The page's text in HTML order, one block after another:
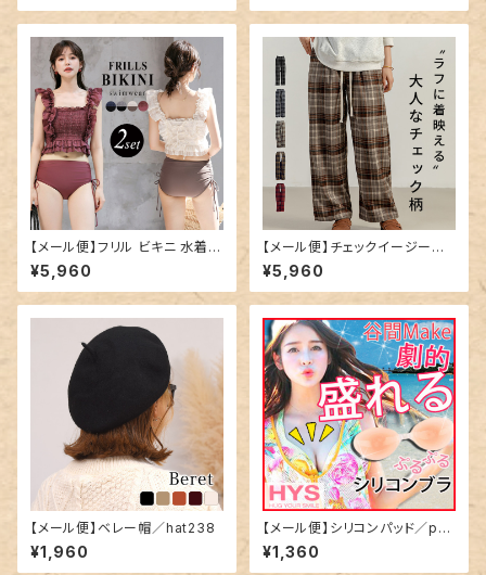
【メール便】フリル ビキニ 水着
レディース キャミキニ ハイウエ
スト／hys3269
¥5,960
【メール便】チェックイージーワ
イドパンツ／pants559
¥5,960
【メール便】ベレー帽／hat238
¥1,960
【メール便】シリコンパッド／pa
d-002
¥1,360